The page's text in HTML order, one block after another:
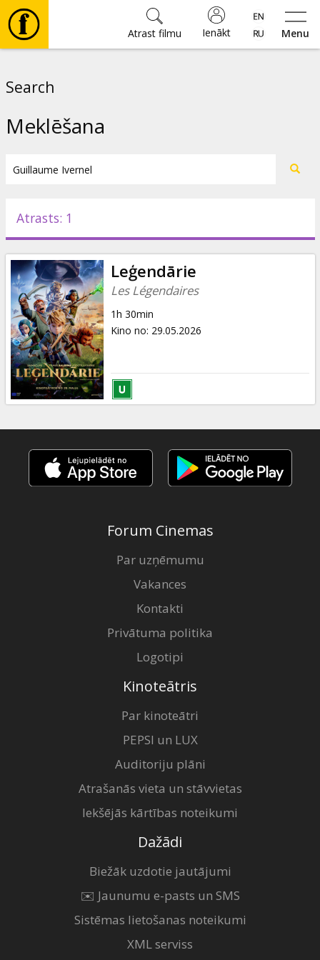
Menu
Ienākt
Atrast filmu
Pasākumi
Ziņas
Dāvanu
kartes
Uzkodas
B2B
Kino
Klubs
Search
Meklēšana
Atrasts: 1
Leģendārie
Les Légendaires
1h 30min
Kino no: 29.05.2026
Forum Cinemas
Par uzņēmumu
Vakances
Kontakti
Privātuma politika
Logotipi
Kinoteātris
Par kinoteātri
PEPSI un LUX
Auditoriju plāni
Atrašanās vieta un stāvvietas
Iekšējās kārtības noteikumi
Dažādi
Biežāk uzdotie jautājumi
✉️ Jaunumu e-pasts un SMS
Sistēmas lietošanas noteikumi
XML serviss